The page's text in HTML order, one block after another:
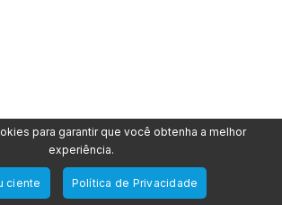
para garantir que você obtenha a melhor
experiência.
ciente Política de Privacidade